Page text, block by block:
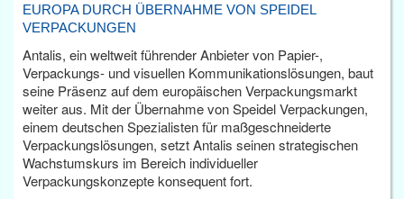
EUROPA DURCH ÜBERNAHME VON SPEIDEL
VERPACKUNGEN
Antalis, ein weltweit führender Anbieter von Papier-,
Verpackungs- und visuellen Kommunikationslösungen, baut
seine Präsenz auf dem europäischen Verpackungsmarkt
weiter aus. Mit der Übernahme von Speidel Verpackungen,
einem deutschen Spezialisten für maßgeschneiderte
Verpackungslösungen, setzt Antalis seinen strategischen
Wachstumskurs im Bereich individueller
Verpackungskonzepte konsequent fort.